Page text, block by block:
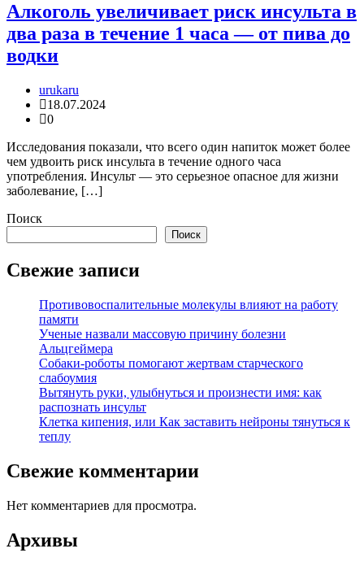
Алкоголь увеличивает риск инсульта в
два раза в течение 1 часа — от пива до
водки
urukaru
18.07.2024
0
Исследования показали, что всего один напиток может более
чем удвоить риск инсульта в течение одного часа
употребления. Инсульт — это серьезное опасное для жизни
заболевание, […]
Поиск
Поиск
Свежие записи
Противовоспалительные молекулы влияют на работу
памяти
Ученые назвали массовую причину болезни
Альцгеймера
Собаки-роботы помогают жертвам старческого
слабоумия
Вытянуть руки, улыбнуться и произнести имя: как
распознать инсульт
Клетка кипения, или Как заставить нейроны тянуться к
теплу
Свежие комментарии
Нет комментариев для просмотра.
Архивы